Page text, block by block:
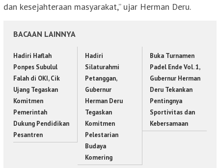
dan kesejahteraan masyarakat,” ujar Herman Deru.
BACAAN LAINNYA
Hadiri Haflah
Ponpes Subulul
Falah di OKI, Cik
Ujang Tegaskan
Komitmen
Pemerintah
Dukung Pendidikan
Pesantren
Hadiri
Silaturahmi
Petanggan,
Gubernur
Herman Deru
Tegaskan
Komitmen
Pelestarian
Budaya
Komering
Buka Turnamen
Padel Ende Vol. 1,
Gubernur Herman
Deru Tekankan
Pentingnya
Sportivitas dan
Kebersamaan